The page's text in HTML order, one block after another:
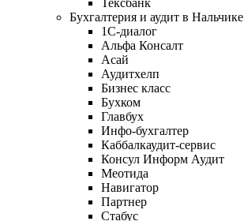
Бухгалтерия и аудит в Нальчике
1С-диалог
Альфа Консалт
Асай
Аудитхелп
Бизнес класс
Бухком
Главбух
Инфо-бухгалтер
Каббалкаудит-сервис
Консул Информ Аудит
Меотида
Навигатор
Партнер
Стабус